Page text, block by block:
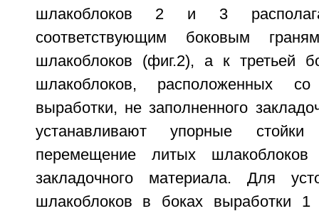
шлакоблоков 2 и 3
соответствующим боковым
шлакоблоков (фиг.2), а к третьей
шлакоблоков, расположенных
выработки, не заполненного
устанавливают упорные
перемещение литых шлакоблоков
закладочного материала. Для
шлакоблоков в боках выработки